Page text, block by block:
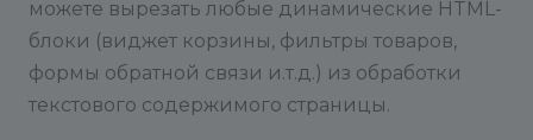
можете вырезать любые динамические HTML-
блоки (виджет корзины, фильтры товаров,
формы обратной связи и.т.д.) из обработки
текстового содержимого страницы.